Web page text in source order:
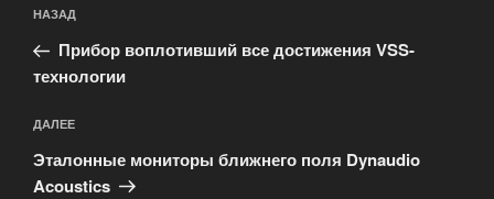
по
записям
Предыдущая
запись:
НАЗАД
Прибор воплотивший все достижения VSS-
технологии
Следующая
запись
ДАЛЕЕ
Эталонные мониторы ближнего поля Dynaudio
Acoustics